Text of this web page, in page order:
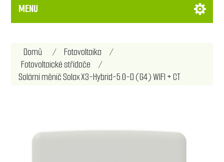
MENU
Domů / Fotovoltaika
/
Fotovoltaické střídače
/
Solární měnič Solax X3-Hybrid-5.0-D (G4) WIFI + CT
Název atributu